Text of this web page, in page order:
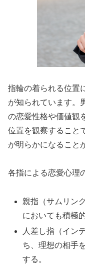
指輪の着られる位置
が知られています。
の恋愛性格や価値観
位置を観察すること
が明らかになること
各指による恋愛心理
親指（サムリン
においても積極
人差し指（イン
ち、理想の相手
する。